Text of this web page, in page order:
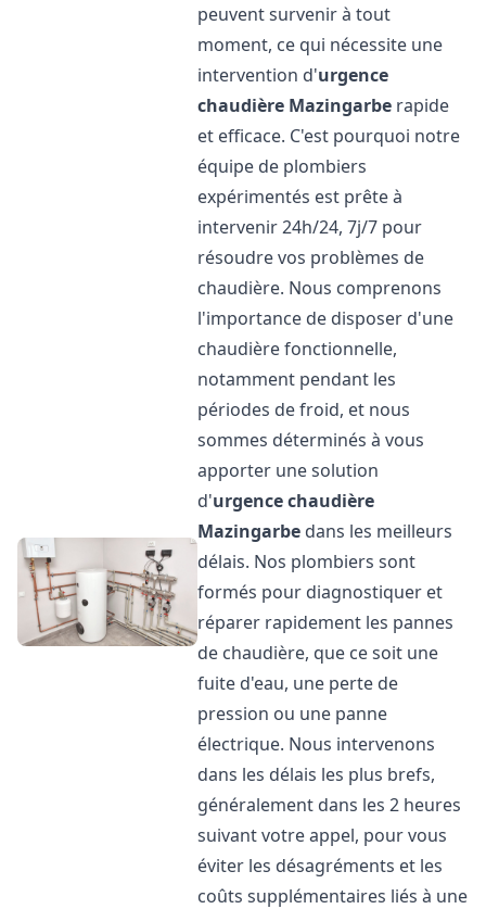
peuvent survenir à tout
moment, ce qui nécessite une
intervention d'urgence
chaudière Mazingarbe rapide
et efficace. C'est pourquoi notre
équipe de plombiers
expérimentés est prête à
intervenir 24h/24, 7j/7 pour
résoudre vos problèmes de
chaudière. Nous comprenons
l'importance de disposer d'une
chaudière fonctionnelle,
notamment pendant les
périodes de froid, et nous
sommes déterminés à vous
apporter une solution
d'urgence chaudière
Mazingarbe dans les meilleurs
délais. Nos plombiers sont
formés pour diagnostiquer et
réparer rapidement les pannes
de chaudière, que ce soit une
fuite d'eau, une perte de
pression ou une panne
électrique. Nous intervenons
dans les délais les plus brefs,
généralement dans les 2 heures
suivant votre appel, pour vous
éviter les désagréments et les
coûts supplémentaires liés à une